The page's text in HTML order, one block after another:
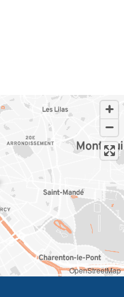
OpenStreetMap